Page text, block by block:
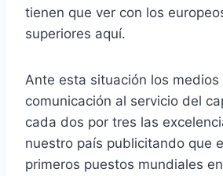
tienen que ver con los
superiores aquí.
Ante esta situación los medios
comunicación al servicio del
cada dos por tres las
nuestro país publicitando que
primeros puestos mundiales